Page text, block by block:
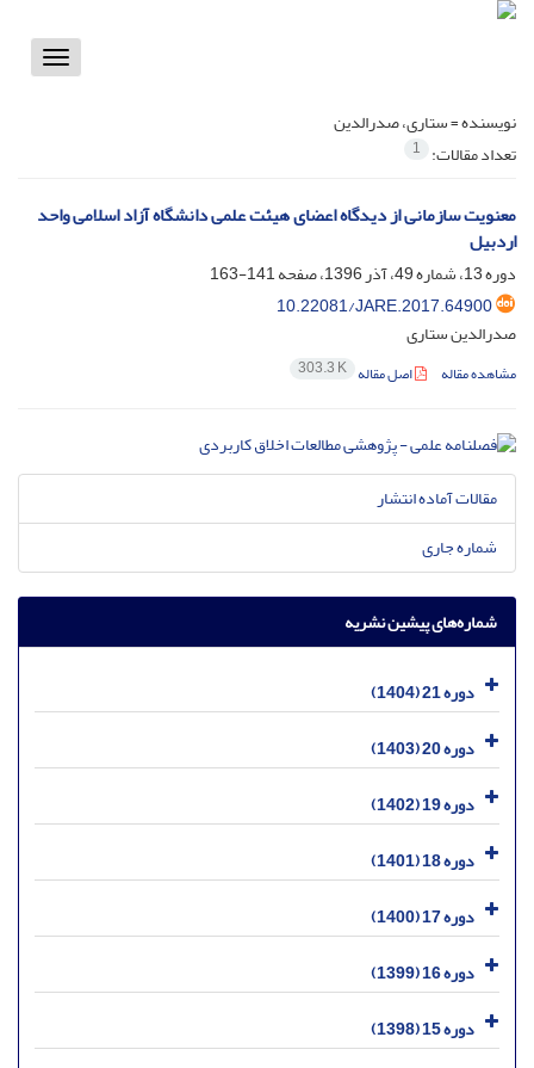
Toggle
نویسنده =ستاری، صدرالدین
تعداد مقالات: 1
معنویت سازمانی از دیدگاه اعضای هیئت علمی دانشگاه آزاد اسلامی واحد
اردبیل
دوره 13، شماره 49، آذر 1396، صفحه
141-163
10.22081/JARE.2017.64900
صدرالدین ستاری
مشاهده مقاله اصل مقاله 303.3 K
مقالات آماده انتشار
شماره جاری
شماره‌های پیشین نشریه
دوره 21 (1404)
دوره 20 (1403)
دوره 19 (1402)
دوره 18 (1401)
دوره 17 (1400)
دوره 16 (1399)
دوره 15 (1398)